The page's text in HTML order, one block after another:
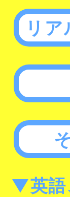
リ
▼英語